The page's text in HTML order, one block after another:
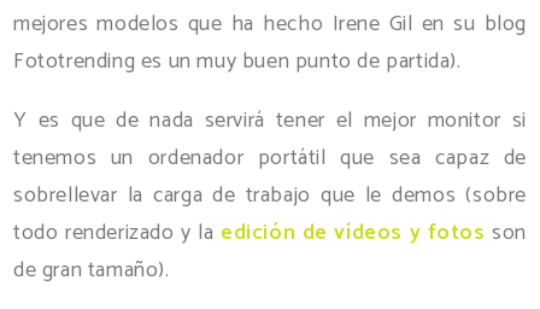
mejores modelos que ha hecho Irene Gil en su blog
Fototrending es un muy buen punto de partida).
Y es que de nada servirá tener el mejor monitor si
tenemos un ordenador portátil que sea capaz de
sobrellevar la carga de trabajo que le demos (sobre
todo renderizado y la edición de vídeos y fotos son
de gran tamaño).